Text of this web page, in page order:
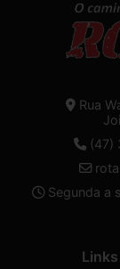
Rua
(47)
Segunda a